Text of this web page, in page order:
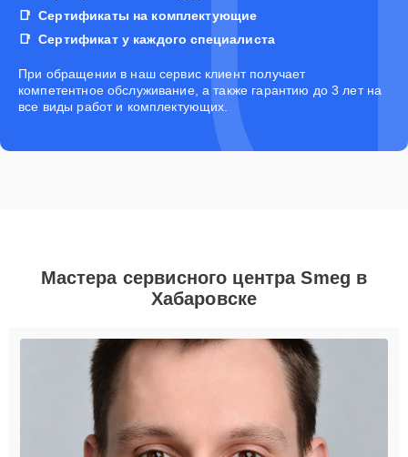
Сертификаты на комплектующие
Сертификат у каждого специалиста
При обращении в наш сервис клиент получает
компетентное обслуживание, а также гарантию до 3 лет на
все виды работ и комплектующих.
Мастера сервисного центра Smeg в
Хабаровске